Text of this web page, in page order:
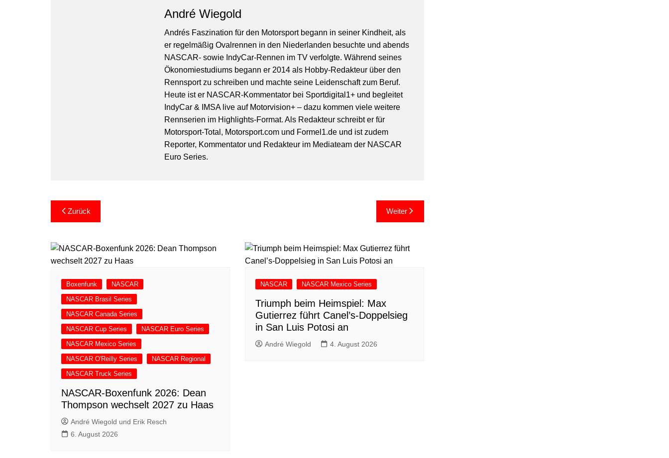
André Wiegold
Andrés Faszination für den Motorsport begann in seiner Kindheit, als
er regelmäßig Ovalrennen in den Niederlanden besuchte und abends
NASCAR- sowie IndyCar-Rennen im TV verfolgte. Während seines
Ökonomiestudiums begann er 2014 als Hobby-Redakteur über den
Rennsport zu schreiben und machte seine Leidenschaft zum Beruf.
Heute ist er NASCAR-Kommentator bei Sportdigital1+ und begleitet
IndyCar & IMSA live auf Motorvision+ – dazu kommen viele weitere
Rennserien im Highlights-Format. Als Redakteur schreibt er für
Motorsport-Total, Motorsport.com und Formel1.de und ist zudem
Reporter, Kommentator und Redakteur im Mediateam der NASCAR
Euro Series.
Beitragsnavigation
Zurück Weiter
Boxenfunk
NASCAR
NASCAR Brasil Series
NASCAR Canada Series
NASCAR Cup Series
NASCAR Euro Series
NASCAR Mexico Series
NASCAR O'Reilly Series
NASCAR Regional
NASCAR Truck Series
NASCAR-Boxenfunk 2026: Dean
Thompson wechselt 2027 zu Haas
André Wiegold und Erik Resch
6. August 2026
NASCAR NASCAR Mexico Series
Triumph beim Heimspiel: Max
Gutierrez führt Canel’s-Doppelsieg
in San Luis Potosi an
André Wiegold 4. August 2026